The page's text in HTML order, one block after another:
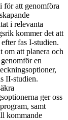
för att genomföra
i relevanta
kommer det att
fas I-studien.
om att planera och
en
II-studien.
ger oss
samt
kommande